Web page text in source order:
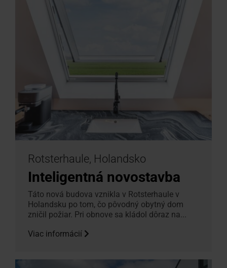
Rotsterhaule, Holandsko
Inteligentná novostavba
Táto nová budova vznikla v Rotsterhaule v
Holandsku po tom, čo pôvodný obytný dom
zničil požiar. Pri obnove sa kládol dôraz na...
Viac informácií